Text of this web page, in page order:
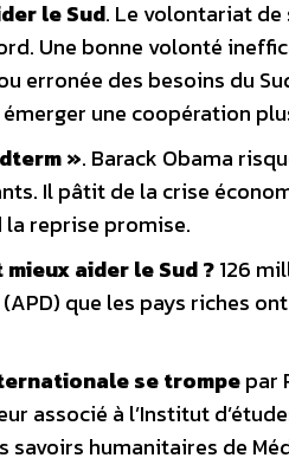
le Sud. Le volontariat
Une bonne volonté
erronée des besoins du
une coopération
». Barack Obama
Il pâtit de la crise
reprise promise.
aider le Sud ?126
que les pays riches
se trompepar
associé à l’Institut
savoirs humanitaires de